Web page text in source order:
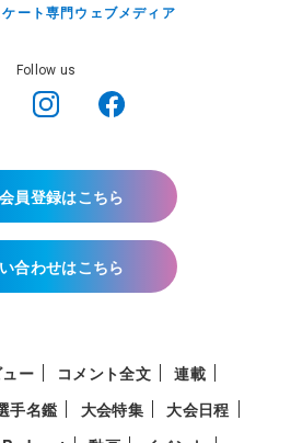
ート専門ウェブメディア
Follow us
員登録はこちら
合わせはこちら
ー コメント全文
連載
手名鑑 大会特集
大会日程